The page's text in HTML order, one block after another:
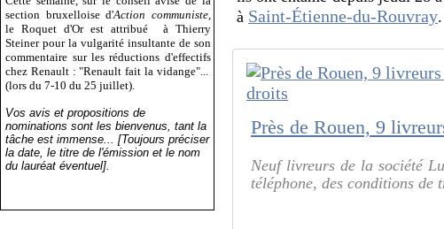
section bruxelloise d'Action communiste,
le Roquet d'Or est attribué
à Thierry
Steiner pour la vulgarité insultante de son
commentaire sur les réductions d'effectifs
chez Renault : "Renault fait la vidange"...
(lors du 7-10 du 25 juillet).
Vos avis et propositions de
nominations sont les bienvenus, tant la
tâche est immense... [Toujours préciser
la date, le titre de l'émission et le nom
du lauréat éventuel].
à Saint-Étienne-du-Rouvray.
Neuf livreurs de la société
téléphone, des conditions